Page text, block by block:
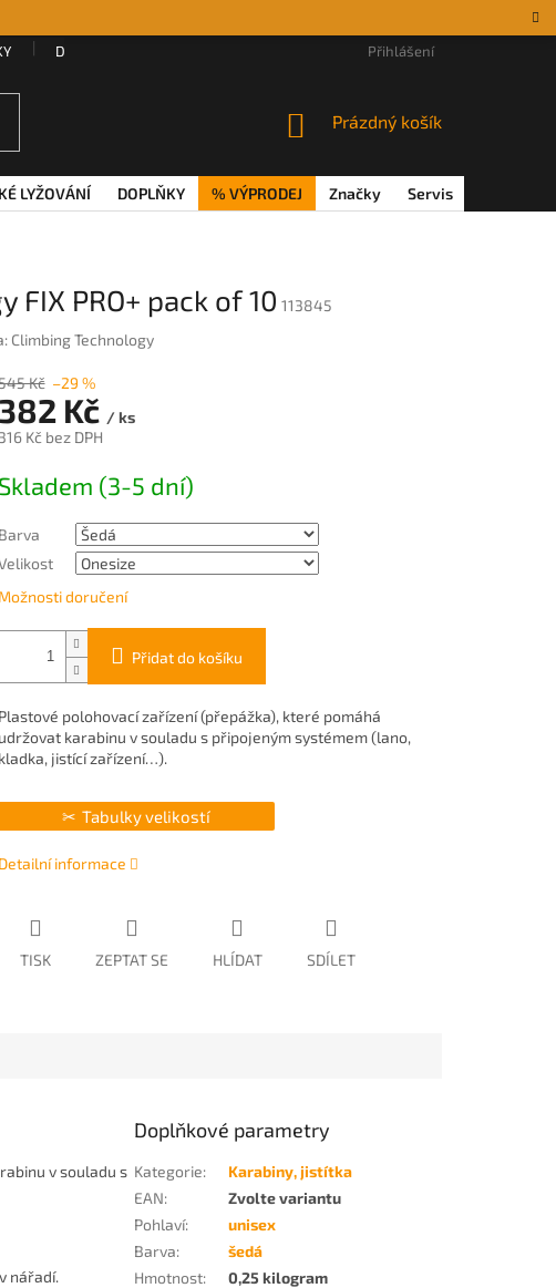
DÁRKOVÉ POUKAZY VĚRNOSTNÍ PROGRAM
Přihlášení
NÁKUPNÍ
Prázdný košík
LYŽOVÁNÍ DOPLŇKY % VÝPRODEJ Značky Servis
PRO+ pack of 10 113845
Climbing Technology
Kč –29 %
382 Kč / ks
316 Kč bez DPH
cena:
Skladem (3-5 dní)
Barva
Možnosti doručení
Přidat do košíku
Plastové polohovací zařízení (přepážka), které pomáhá
udržovat karabinu v souladu s připojeným systémem (lano,
kladka, jistící zařízení…).
Tabulky velikostí
Detailní informace
TISK ZEPTAT SE HLÍDAT SDÍLET
v souladu s
nářadí.
Doplňkové parametry
Kategorie:
Karabiny, jistítka
EAN:
Zvolte variantu
Pohlaví:
unisex
Barva:
šedá
Hmotnost: 0,25 kilogram